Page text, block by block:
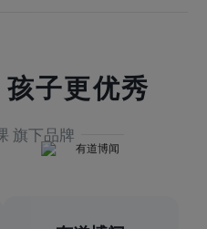
子更优秀
旗下品牌